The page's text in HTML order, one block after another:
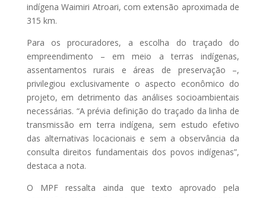
indígena Waimiri Atroari, com extensão aproximada de
315 km.
Para os procuradores, a escolha do traçado do
empreendimento – em meio a terras indígenas,
assentamentos rurais e áreas de preservação –,
privilegiou exclusivamente o aspecto econômico do
projeto, em detrimento das análises socioambientais
necessárias. “A prévia definição do traçado da linha de
transmissão em terra indígena, sem estudo efetivo
das alternativas locacionais e sem a observância da
consulta direitos fundamentais dos povos indígenas”,
destaca a nota.
O MPF ressalta ainda que texto aprovado pela